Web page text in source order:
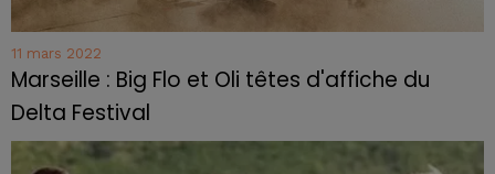
11 mars 2022
Marseille : Big Flo et Oli têtes d'affiche du
Delta Festival